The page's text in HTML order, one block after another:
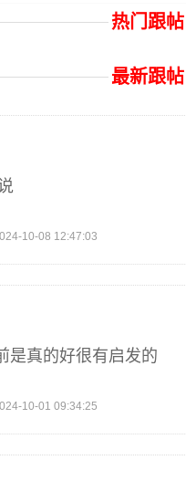
热门跟帖
最新跟帖
10-08 12:47:03
是真的好很有启发的
10-01 09:34:25